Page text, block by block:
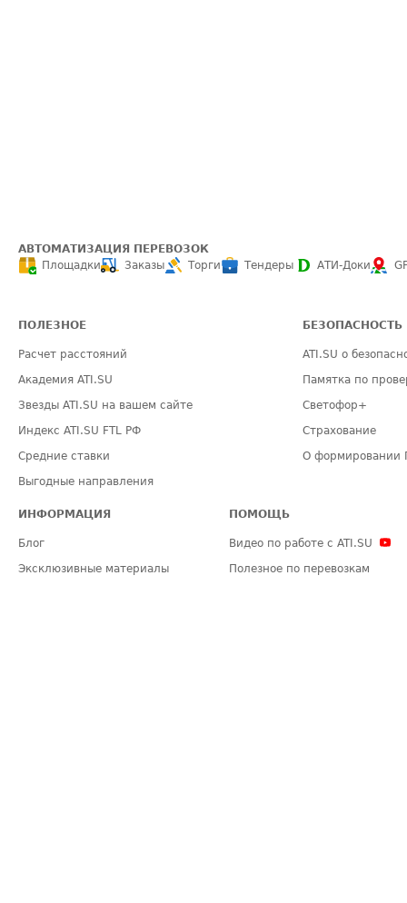
АВТОМАТИЗАЦИЯ ПЕРЕВОЗОК
Площадки
Заказы Торги Тендеры АТИ-Доки
ПОЛЕЗНОЕ
Расчет расстояний
Академия ATI.SU
Звезды ATI.SU на вашем сайте
Индекс ATI.SU FTL РФ
Средние ставки
Выгодные направления
БЕЗОПАСНОСТЬ
ATI.SU о
Памятка по
Светофор+
Страхование
О формировании
ИНФОРМАЦИЯ
Блог
Эксклюзивные материалы
ПОМОЩЬ
Видео по работе с ATI.SU
Полезное по перевозкам